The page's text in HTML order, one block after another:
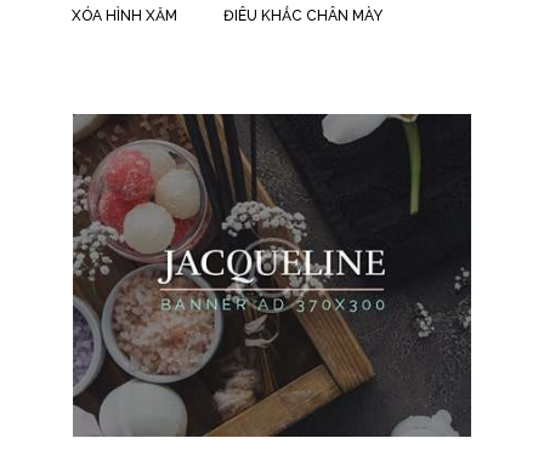
XÓA HÌNH XĂM ĐIÊU KHẮC CHÂN MÀY